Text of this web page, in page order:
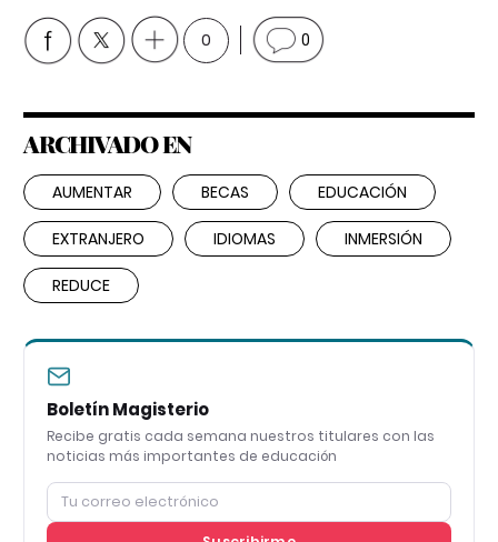
0 0
ARCHIVADO EN
AUMENTAR BECAS EDUCACIÓN
EXTRANJERO IDIOMAS INMERSIÓN
REDUCE
Boletín Magisterio
Recibe gratis cada semana nuestros titulares con las
noticias más importantes de educación